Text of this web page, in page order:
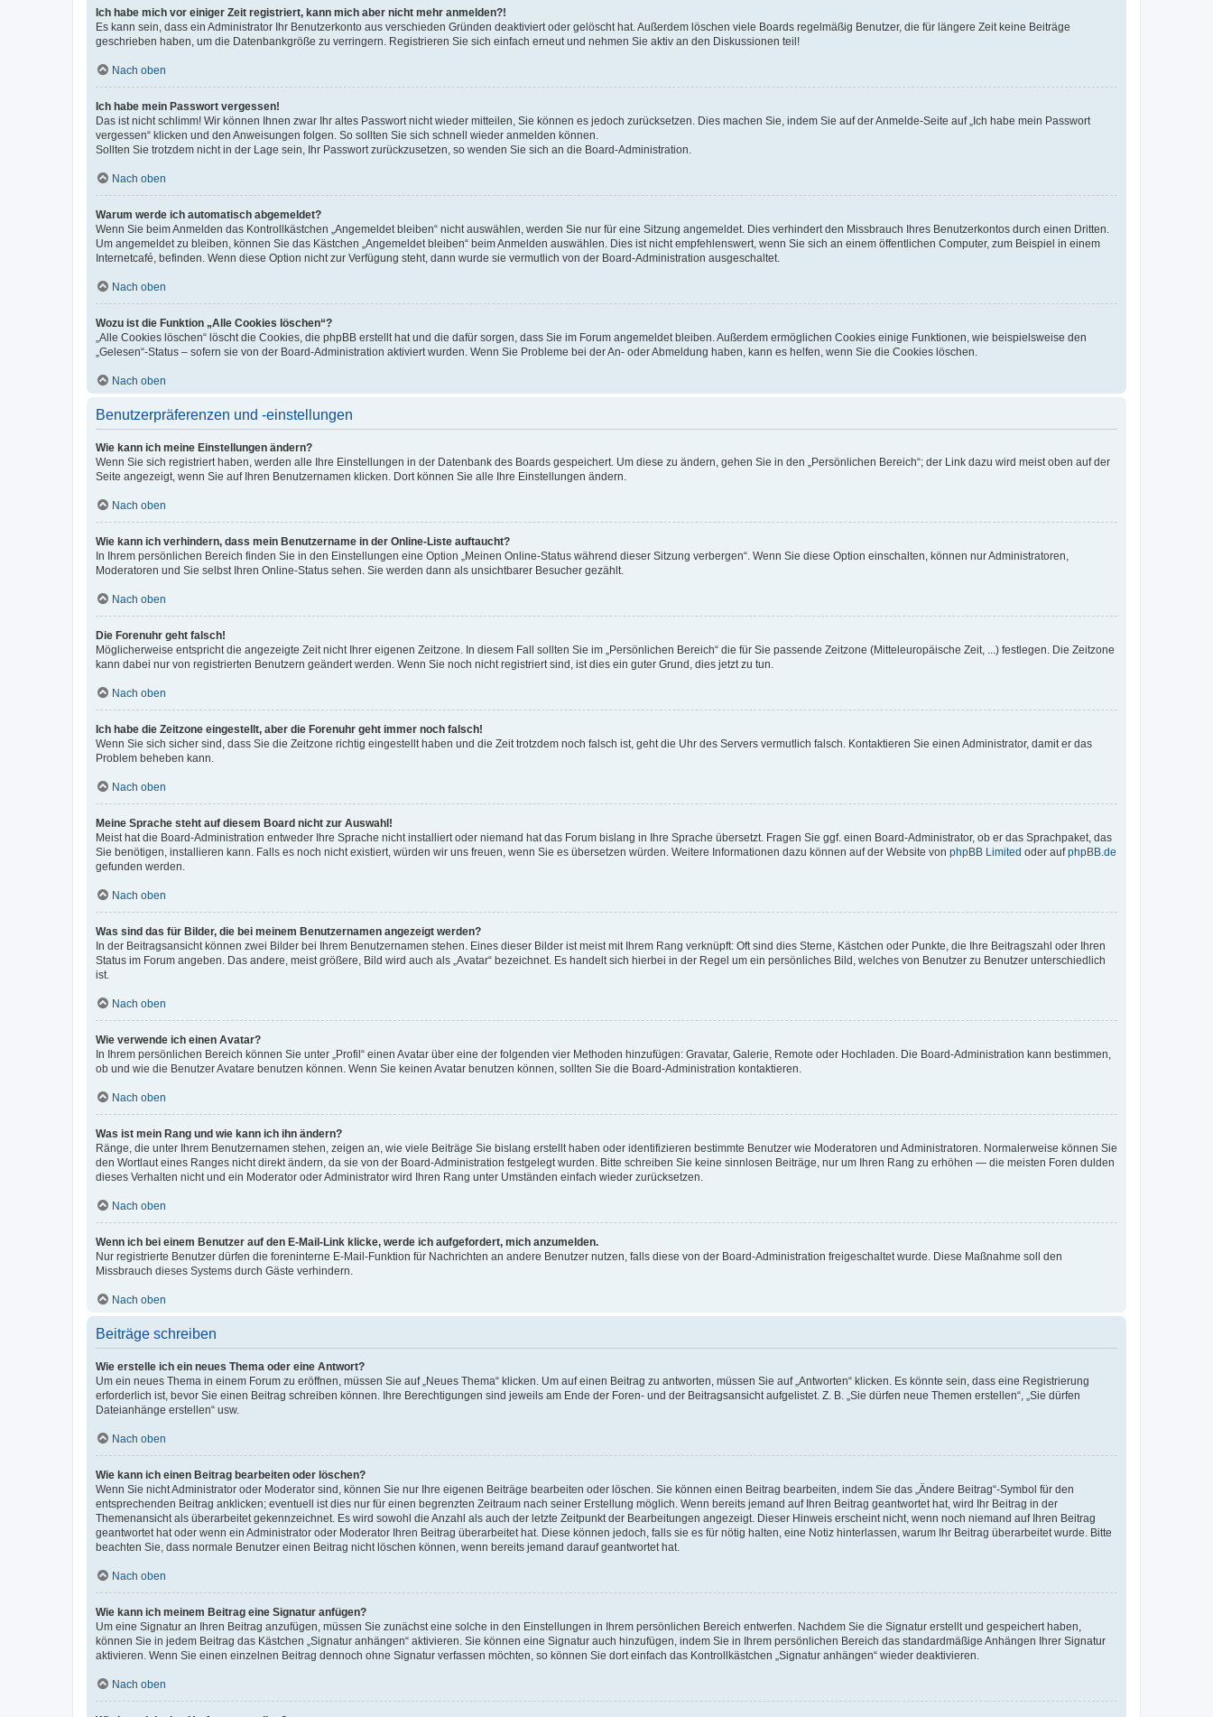
Ich habe mich vor einiger Zeit registriert, kann mich aber nicht mehr anmelden?!
Es kann sein, dass ein Administrator Ihr Benutzerkonto aus verschieden Gründen deaktiviert oder gelöscht hat. Außerdem löschen viele Boards regelmäßig Benutzer, die für längere Zeit keine Beiträge
geschrieben haben, um die Datenbankgröße zu verringern. Registrieren Sie sich einfach erneut und nehmen Sie aktiv an den Diskussionen teil!
Nach oben
Ich habe mein Passwort vergessen!
Das ist nicht schlimm! Wir können Ihnen zwar Ihr altes Passwort nicht wieder mitteilen, Sie können es jedoch zurücksetzen. Dies machen Sie, indem Sie auf der Anmelde-Seite auf „Ich habe mein Passwort
vergessen“ klicken und den Anweisungen folgen. So sollten Sie sich schnell wieder anmelden können.
Sollten Sie trotzdem nicht in der Lage sein, Ihr Passwort zurückzusetzen, so wenden Sie sich an die Board-Administration.
Nach oben
Warum werde ich automatisch abgemeldet?
Wenn Sie beim Anmelden das Kontrollkästchen „Angemeldet bleiben“ nicht auswählen, werden Sie nur für eine Sitzung angemeldet. Dies verhindert den Missbrauch Ihres Benutzerkontos durch einen Dritten.
Um angemeldet zu bleiben, können Sie das Kästchen „Angemeldet bleiben“ beim Anmelden auswählen. Dies ist nicht empfehlenswert, wenn Sie sich an einem öffentlichen Computer, zum Beispiel in einem
Internetcafé, befinden. Wenn diese Option nicht zur Verfügung steht, dann wurde sie vermutlich von der Board-Administration ausgeschaltet.
Nach oben
Wozu ist die Funktion „Alle Cookies löschen“?
„Alle Cookies löschen“ löscht die Cookies, die phpBB erstellt hat und die dafür sorgen, dass Sie im Forum angemeldet bleiben. Außerdem ermöglichen Cookies einige Funktionen, wie beispielsweise den
„Gelesen“-Status – sofern sie von der Board-Administration aktiviert wurden. Wenn Sie Probleme bei der An- oder Abmeldung haben, kann es helfen, wenn Sie die Cookies löschen.
Nach oben
Benutzerpräferenzen und -einstellungen
Wie kann ich meine Einstellungen ändern?
Wenn Sie sich registriert haben, werden alle Ihre Einstellungen in der Datenbank des Boards gespeichert. Um diese zu ändern, gehen Sie in den „Persönlichen Bereich“; der Link dazu wird meist oben auf der
Seite angezeigt, wenn Sie auf Ihren Benutzernamen klicken. Dort können Sie alle Ihre Einstellungen ändern.
Nach oben
Wie kann ich verhindern, dass mein Benutzername in der Online-Liste auftaucht?
In Ihrem persönlichen Bereich finden Sie in den Einstellungen eine Option „Meinen Online-Status während dieser Sitzung verbergen“. Wenn Sie diese Option einschalten, können nur Administratoren,
Moderatoren und Sie selbst Ihren Online-Status sehen. Sie werden dann als unsichtbarer Besucher gezählt.
Nach oben
Die Forenuhr geht falsch!
Möglicherweise entspricht die angezeigte Zeit nicht Ihrer eigenen Zeitzone. In diesem Fall sollten Sie im „Persönlichen Bereich“ die für Sie passende Zeitzone (Mitteleuropäische Zeit, ...) festlegen. Die Zeitzone
kann dabei nur von registrierten Benutzern geändert werden. Wenn Sie noch nicht registriert sind, ist dies ein guter Grund, dies jetzt zu tun.
Nach oben
Ich habe die Zeitzone eingestellt, aber die Forenuhr geht immer noch falsch!
Wenn Sie sich sicher sind, dass Sie die Zeitzone richtig eingestellt haben und die Zeit trotzdem noch falsch ist, geht die Uhr des Servers vermutlich falsch. Kontaktieren Sie einen Administrator, damit er das
Problem beheben kann.
Nach oben
Meine Sprache steht auf diesem Board nicht zur Auswahl!
Meist hat die Board-Administration entweder Ihre Sprache nicht installiert oder niemand hat das Forum bislang in Ihre Sprache übersetzt. Fragen Sie ggf. einen Board-Administrator, ob er das Sprachpaket, das
Sie benötigen, installieren kann. Falls es noch nicht existiert, würden wir uns freuen, wenn Sie es übersetzen würden. Weitere Informationen dazu können auf der Website von phpBB Limited oder aufphpBB.de
gefunden werden.
Nach oben
Was sind das für Bilder, die bei meinem Benutzernamen angezeigt werden?
In der Beitragsansicht können zwei Bilder bei Ihrem Benutzernamen stehen. Eines dieser Bilder ist meist mit Ihrem Rang verknüpft: Oft sind dies Sterne, Kästchen oder Punkte, die Ihre Beitragszahl oder Ihren
Status im Forum angeben. Das andere, meist größere, Bild wird auch als „Avatar“ bezeichnet. Es handelt sich hierbei in der Regel um ein persönliches Bild, welches von Benutzer zu Benutzer unterschiedlich
ist.
Nach oben
Wie verwende ich einen Avatar?
In Ihrem persönlichen Bereich können Sie unter „Profil“ einen Avatar über eine der folgenden vier Methoden hinzufügen: Gravatar, Galerie, Remote oder Hochladen. Die Board-Administration kann bestimmen,
ob und wie die Benutzer Avatare benutzen können. Wenn Sie keinen Avatar benutzen können, sollten Sie die Board-Administration kontaktieren.
Nach oben
Was ist mein Rang und wie kann ich ihn ändern?
Ränge, die unter Ihrem Benutzernamen stehen, zeigen an, wie viele Beiträge Sie bislang erstellt haben oder identifizieren bestimmte Benutzer wie Moderatoren und Administratoren. Normalerweise können Sie
den Wortlaut eines Ranges nicht direkt ändern, da sie von der Board-Administration festgelegt wurden. Bitte schreiben Sie keine sinnlosen Beiträge, nur um Ihren Rang zu erhöhen — die meisten Foren dulden
dieses Verhalten nicht und ein Moderator oder Administrator wird Ihren Rang unter Umständen einfach wieder zurücksetzen.
Nach oben
Wenn ich bei einem Benutzer auf den E-Mail-Link klicke, werde ich aufgefordert, mich anzumelden.
Nur registrierte Benutzer dürfen die foreninterne E-Mail-Funktion für Nachrichten an andere Benutzer nutzen, falls diese von der Board-Administration freigeschaltet wurde. Diese Maßnahme soll den
Missbrauch dieses Systems durch Gäste verhindern.
Nach oben
Beiträge schreiben
Wie erstelle ich ein neues Thema oder eine Antwort?
Um ein neues Thema in einem Forum zu eröffnen, müssen Sie auf „Neues Thema“ klicken. Um auf einen Beitrag zu antworten, müssen Sie auf „Antworten“ klicken. Es könnte sein, dass eine Registrierung
erforderlich ist, bevor Sie einen Beitrag schreiben können. Ihre Berechtigungen sind jeweils am Ende der Foren- und der Beitragsansicht aufgelistet. Z. B. „Sie dürfen neue Themen erstellen“, „Sie dürfen
Dateianhänge erstellen“ usw.
Nach oben
Wie kann ich einen Beitrag bearbeiten oder löschen?
Wenn Sie nicht Administrator oder Moderator sind, können Sie nur Ihre eigenen Beiträge bearbeiten oder löschen. Sie können einen Beitrag bearbeiten, indem Sie das „Ändere Beitrag“-Symbol für den
entsprechenden Beitrag anklicken; eventuell ist dies nur für einen begrenzten Zeitraum nach seiner Erstellung möglich. Wenn bereits jemand auf Ihren Beitrag geantwortet hat, wird Ihr Beitrag in der
Themenansicht als überarbeitet gekennzeichnet. Es wird sowohl die Anzahl als auch der letzte Zeitpunkt der Bearbeitungen angezeigt. Dieser Hinweis erscheint nicht, wenn noch niemand auf Ihren Beitrag
geantwortet hat oder wenn ein Administrator oder Moderator Ihren Beitrag überarbeitet hat. Diese können jedoch, falls sie es für nötig halten, eine Notiz hinterlassen, warum Ihr Beitrag überarbeitet wurde. Bitte
beachten Sie, dass normale Benutzer einen Beitrag nicht löschen können, wenn bereits jemand darauf geantwortet hat.
Nach oben
Wie kann ich meinem Beitrag eine Signatur anfügen?
Um eine Signatur an Ihren Beitrag anzufügen, müssen Sie zunächst eine solche in den Einstellungen in Ihrem persönlichen Bereich entwerfen. Nachdem Sie die Signatur erstellt und gespeichert haben,
können Sie in jedem Beitrag das Kästchen „Signatur anhängen“ aktivieren. Sie können eine Signatur auch hinzufügen, indem Sie in Ihrem persönlichen Bereich das standardmäßige Anhängen Ihrer Signatur
aktivieren. Wenn Sie einen einzelnen Beitrag dennoch ohne Signatur verfassen möchten, so können Sie dort einfach das Kontrollkästchen „Signatur anhängen“ wieder deaktivieren.
Nach oben